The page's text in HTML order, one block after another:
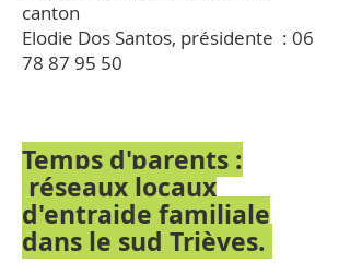
canton
Elodie Dos Santos, présidente : 06
78 87 95 50
Temps d'parents :
réseaux locaux
d'entraide familiale
dans le sud Trièves.